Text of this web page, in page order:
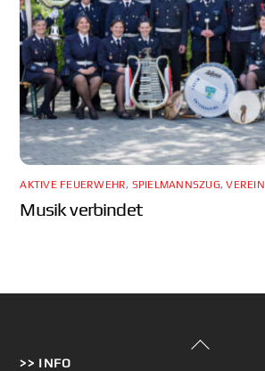
AKTIVE FEUERWEHR, SPIELMANNSZUG,VEREIN
Musik verbindet
Back
>> INFO